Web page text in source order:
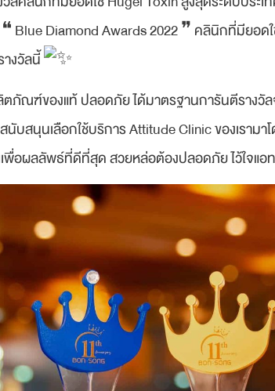
Blue Diamond Awards 2022 ❞ คลินิกที่มียอด
งวัลนี้
ตภัณฑ์ของแท้ ปลอดภัย ได้มาตรฐานการันตีราง
สนุนเลือกใช้บริการ Attitude Clinic ของเรามา
อผลลัพธ์ที่ดีที่สุด สวยหล่อต้องปลอดภัย ไว้ใจแอ